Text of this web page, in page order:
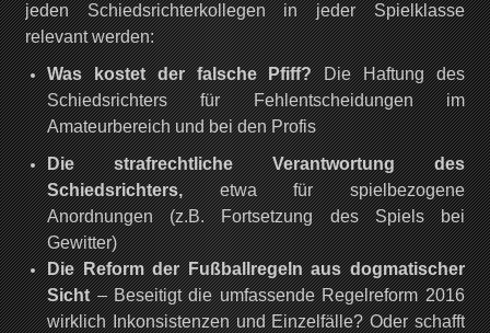
jeden Schiedsrichterkollegen in jeder Spielklasse
relevant werden:
Was kostet der falsche Pfiff?Die Haftung des
Schiedsrichters für Fehlentscheidungen im
Amateurbereich und bei den Profis
Die strafrechtliche Verantwortung des
Schiedsrichters,etwa für spielbezogene
Anordnungen (z.B. Fortsetzung des Spiels bei
Gewitter)
Die Reform der Fußballregeln aus dogmatischer
Sicht– Beseitigt die umfassende Regelreform 2016
wirklich Inkonsistenzen und Einzelfälle? Oder schafft